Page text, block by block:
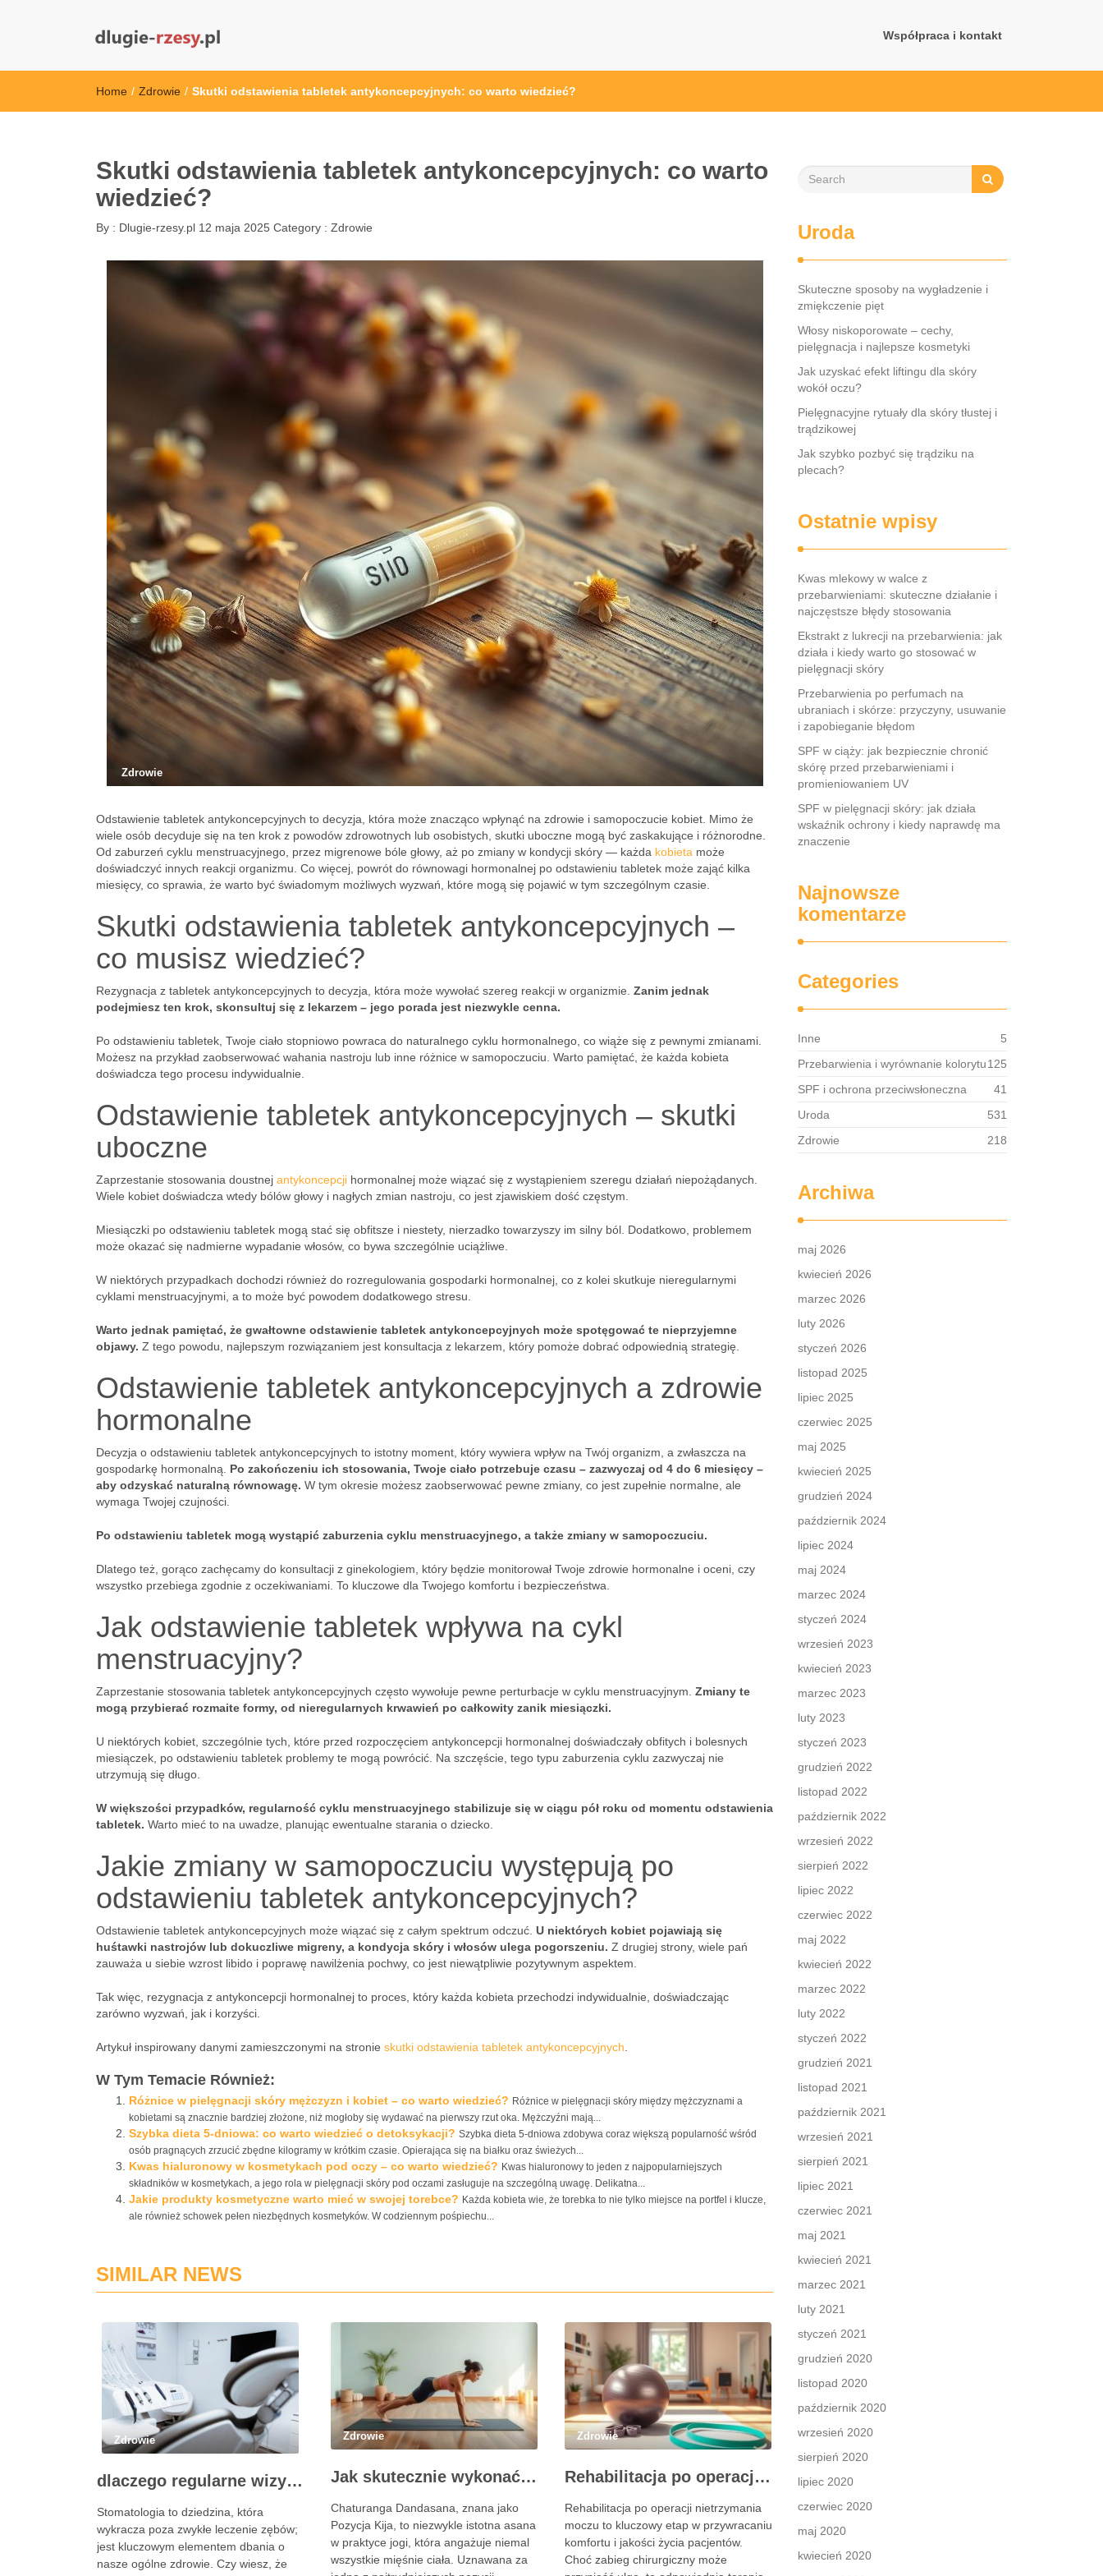
Współpraca i kontakt
Home / Zdrowie / Skutki odstawienia tabletek antykoncepcyjnych: co warto wiedzieć?
Skutki odstawienia tabletek antykoncepcyjnych: co warto
wiedzieć?
By : Dlugie-rzesy.pl 12 maja 2025 Category : Zdrowie
Zdrowie
Odstawienie tabletek antykoncepcyjnych to decyzja, która może znacząco wpłynąć na zdrowie i samopoczucie kobiet. Mimo że
wiele osób decyduje się na ten krok z powodów zdrowotnych lub osobistych, skutki uboczne mogą być zaskakujące i różnorodne.
Od zaburzeń cyklu menstruacyjnego, przez migrenowe bóle głowy, aż po zmiany w kondycji skóry — każda kobieta może
doświadczyć innych reakcji organizmu. Co więcej, powrót do równowagi hormonalnej po odstawieniu tabletek może zająć kilka
miesięcy, co sprawia, że warto być świadomym możliwych wyzwań, które mogą się pojawić w tym szczególnym czasie.
Skutki odstawienia tabletek antykoncepcyjnych –
co musisz wiedzieć?
Rezygnacja z tabletek antykoncepcyjnych to decyzja, która może wywołać szereg reakcji w organizmie. Zanim jednak
podejmiesz ten krok, skonsultuj się z lekarzem – jego porada jest niezwykle cenna.
Po odstawieniu tabletek, Twoje ciało stopniowo powraca do naturalnego cyklu hormonalnego, co wiąże się z pewnymi zmianami.
Możesz na przykład zaobserwować wahania nastroju lub inne różnice w samopoczuciu. Warto pamiętać, że każda kobieta
doświadcza tego procesu indywidualnie.
Odstawienie tabletek antykoncepcyjnych – skutki
uboczne
Zaprzestanie stosowania doustnej antykoncepcji hormonalnej może wiązać się z wystąpieniem szeregu działań niepożądanych.
Wiele kobiet doświadcza wtedy bólów głowy i nagłych zmian nastroju, co jest zjawiskiem dość częstym.
Miesiączki po odstawieniu tabletek mogą stać się obfitsze i niestety, nierzadko towarzyszy im silny ból. Dodatkowo, problemem
może okazać się nadmierne wypadanie włosów, co bywa szczególnie uciążliwe.
W niektórych przypadkach dochodzi również do rozregulowania gospodarki hormonalnej, co z kolei skutkuje nieregularnymi
cyklami menstruacyjnymi, a to może być powodem dodatkowego stresu.
Warto jednak pamiętać, że gwałtowne odstawienie tabletek antykoncepcyjnych może spotęgować te nieprzyjemne
objawy. Z tego powodu, najlepszym rozwiązaniem jest konsultacja z lekarzem, który pomoże dobrać odpowiednią strategię.
Odstawienie tabletek antykoncepcyjnych a zdrowie
hormonalne
Decyzja o odstawieniu tabletek antykoncepcyjnych to istotny moment, który wywiera wpływ na Twój organizm, a zwłaszcza na
gospodarkę hormonalną. Po zakończeniu ich stosowania, Twoje ciało potrzebuje czasu – zazwyczaj od 4 do 6 miesięcy –
aby odzyskać naturalną równowagę. W tym okresie możesz zaobserwować pewne zmiany, co jest zupełnie normalne, ale
wymaga Twojej czujności.
Po odstawieniu tabletek mogą wystąpić zaburzenia cyklu menstruacyjnego, a także zmiany w samopoczuciu.
Dlatego też, gorąco zachęcamy do konsultacji z ginekologiem, który będzie monitorował Twoje zdrowie hormonalne i oceni, czy
wszystko przebiega zgodnie z oczekiwaniami. To kluczowe dla Twojego komfortu i bezpieczeństwa.
Jak odstawienie tabletek wpływa na cykl
menstruacyjny?
Zaprzestanie stosowania tabletek antykoncepcyjnych często wywołuje pewne perturbacje w cyklu menstruacyjnym. Zmiany te
mogą przybierać rozmaite formy, od nieregularnych krwawień po całkowity zanik miesiączki.
U niektórych kobiet, szczególnie tych, które przed rozpoczęciem antykoncepcji hormonalnej doświadczały obfitych i bolesnych
miesiączek, po odstawieniu tabletek problemy te mogą powrócić. Na szczęście, tego typu zaburzenia cyklu zazwyczaj nie
utrzymują się długo.
W większości przypadków, regularność cyklu menstruacyjnego stabilizuje się w ciągu pół roku od momentu odstawienia
tabletek. Warto mieć to na uwadze, planując ewentualne starania o dziecko.
Jakie zmiany w samopoczuciu występują po
odstawieniu tabletek antykoncepcyjnych?
Odstawienie tabletek antykoncepcyjnych może wiązać się z całym spektrum odczuć. U niektórych kobiet pojawiają się
huśtawki nastrojów lub dokuczliwe migreny, a kondycja skóry i włosów ulega pogorszeniu. Z drugiej strony, wiele pań
zauważa u siebie wzrost libido i poprawę nawilżenia pochwy, co jest niewątpliwie pozytywnym aspektem.
Tak więc, rezygnacja z antykoncepcji hormonalnej to proces, który każda kobieta przechodzi indywidualnie, doświadczając
zarówno wyzwań, jak i korzyści.
Artykuł inspirowany danymi zamieszczonymi na stronie skutki odstawienia tabletek antykoncepcyjnych
W Tym Temacie Również:
Różnice w pielęgnacji skóry mężczyzn i kobiet – co warto wiedzieć? Różnice w pielęgnacji skóry między mężczyznami a
kobietami są znacznie bardziej złożone, niż mogłoby się wydawać na pierwszy rzut oka. Mężczyźni mają...
Szybka dieta 5-dniowa: co warto wiedzieć o detoksykacji? Szybka dieta 5-dniowa zdobywa coraz większą popularność wśród
osób pragnących zrzucić zbędne kilogramy w krótkim czasie. Opierająca się na białku oraz świeżych...
Kwas hialuronowy w kosmetykach pod oczy – co warto wiedzieć? Kwas hialuronowy to jeden z najpopularniejszych
składników w kosmetykach, a jego rola w pielęgnacji skóry pod oczami zasługuje na szczególną uwagę. Delikatna...
Jakie produkty kosmetyczne warto mieć w swojej torebce? Każda kobieta wie, że torebka to nie tylko miejsce na portfel i klucze,
ale również schowek pełen niezbędnych kosmetyków. W codziennym pośpiechu...
SIMILAR NEWS
Zdrowie
dlaczego regularne wizyty u stomatologa są kluczowe dla zdrowia jamy ustnej?
Stomatologia to dziedzina, która
wykracza poza zwykłe leczenie zębów;
jest kluczowym elementem dbania o
nasze ogólne zdrowie. Czy wiesz, że
Zdrowie
Jak skutecznie wykonać pozycję Kija w jodze? Przewodnik krok po kroku
Chaturanga Dandasana, znana jako
Pozycja Kija, to niezwykle istotna asana
w praktyce jogi, która angażuje niemal
wszystkie mięśnie ciała. Uznawana za
Zdrowie
Rehabilitacja po operacji nietrzymania moczu – kluczowe informacje i ćwiczenia
Rehabilitacja po operacji nietrzymania
moczu to kluczowy etap w przywracaniu
komfortu i jakości życia pacjentów.
Choć zabieg chirurgiczny może
Uroda
Skuteczne sposoby na wygładzenie i
zmiękczenie pięt
Włosy niskoporowate – cechy,
pielęgnacja i najlepsze kosmetyki
Jak uzyskać efekt liftingu dla skóry
wokół oczu?
Pielęgnacyjne rytuały dla skóry tłustej i
trądzikowej
Jak szybko pozbyć się trądziku na
plecach?
Ostatnie wpisy
Kwas mlekowy w walce z
przebarwieniami: skuteczne działanie i
najczęstsze błędy stosowania
Ekstrakt z lukrecji na przebarwienia: jak
działa i kiedy warto go stosować w
pielęgnacji skóry
Przebarwienia po perfumach na
ubraniach i skórze: przyczyny, usuwanie
i zapobieganie błędom
SPF w ciąży: jak bezpiecznie chronić
skórę przed przebarwieniami i
promieniowaniem UV
SPF w pielęgnacji skóry: jak działa
wskaźnik ochrony i kiedy naprawdę ma
znaczenie
Najnowsze
komentarze
Categories
Inne
5
Przebarwienia i wyrównanie kolorytu125
SPF i ochrona przeciwsłoneczna
41
Uroda
531
Zdrowie
218
Archiwa
maj 2026
kwiecień 2026
marzec 2026
luty 2026
styczeń 2026
listopad 2025
lipiec 2025
czerwiec 2025
maj 2025
kwiecień 2025
grudzień 2024
październik 2024
lipiec 2024
maj 2024
marzec 2024
styczeń 2024
wrzesień 2023
kwiecień 2023
marzec 2023
luty 2023
styczeń 2023
grudzień 2022
listopad 2022
październik 2022
wrzesień 2022
sierpień 2022
lipiec 2022
czerwiec 2022
maj 2022
kwiecień 2022
marzec 2022
luty 2022
styczeń 2022
grudzień 2021
listopad 2021
październik 2021
wrzesień 2021
sierpień 2021
lipiec 2021
czerwiec 2021
maj 2021
kwiecień 2021
marzec 2021
luty 2021
styczeń 2021
grudzień 2020
listopad 2020
październik 2020
wrzesień 2020
sierpień 2020
lipiec 2020
czerwiec 2020
maj 2020
kwiecień 2020